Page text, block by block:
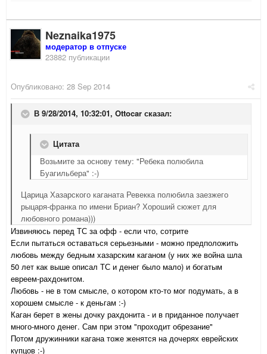
Neznaika1975
модератор в отпуске
23882 публикации
Опубликовано: 28 Sep 2014
В 9/28/2014, 10:32:01, Ottocar сказал:
Цитата
Возьмите за основу тему: "Ребека полюбила
Буагильбера" :-)
Царица Хазарского каганата Ревекка полюбила заезжего
рыцаря-франка по имени Бриан? Хороший сюжет для
любовного романа)))
Извиняюсь перед ТС за офф - если что, сотрите
Если пытаться оставаться серьезными - можно предположить
любовь между бедным хазарским каганом (у них же война шла
50 лет как выше описал ТС и денег было мало) и богатым
евреем-рахдонитом.
Любовь - не в том смысле, о котором кто-то мог подумать, а в
хорошем смысле - к деньгам :-)
Каган берет в жены дочку рахдонита - и в приданное получает
много-много денег. Сам при этом "проходит обрезание"
Потом дружинники кагана тоже женятся на дочерях еврейских
купцов :-)